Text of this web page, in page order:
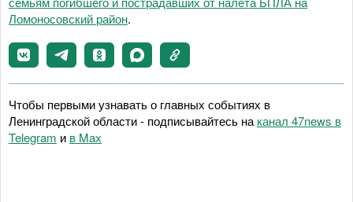
Ломоносовский район.
Чтобы первыми узнавать о главных событиях в
Ленинградской области - подписывайтесь на канал 47news в
Telegram и в Maх